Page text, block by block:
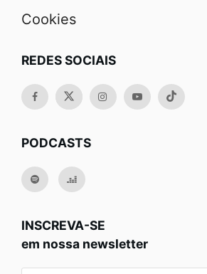
Cookies
REDES SOCIAIS
PODCASTS
INSCREVA-SE
em nossa newsletter